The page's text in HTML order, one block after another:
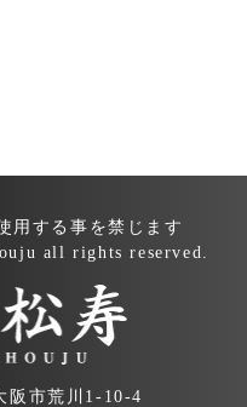
用する事を禁じます
all rights reserved.
阪市荒川1-10-4